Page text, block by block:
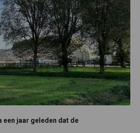
een jaar geleden dat de